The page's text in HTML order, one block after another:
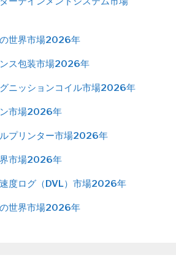
世界市場2026年
ス包装市場2026年
ニッションコイル市場2026年
市場2026年
プリンター市場2026年
市場2026年
度ログ（DVL）市場2026年
世界市場2026年